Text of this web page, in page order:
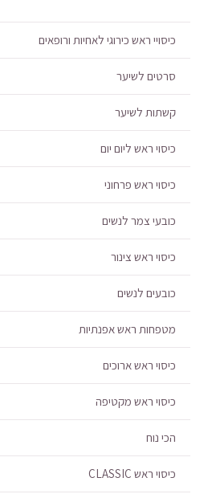
כיסויי ראש כירוגי לאחיות ורופאים
סרטים לשיער
קשתות לשיער
כיסוי ראש ליום יום
כיסוי ראש פרחוני
כובעי צמר לנשים
כיסוי ראש צינור
כובעים לנשים
מטפחות ראש אפנתיות
כיסוי ראש ארוכים
כיסוי ראש מקטיפה
הכי נוח
כיסוי ראש CLASSIC